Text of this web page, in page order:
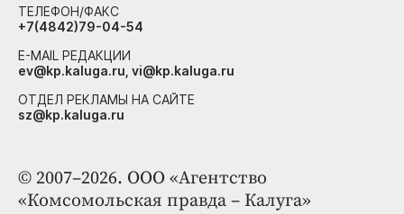
© 2007–2026. ООО «Агентство
«Комсомольская правда – Калуга»
ТЕЛЕФОН/ФАКС
+7(4842)79-04-54
E-MAIL РЕДАКЦИИ
ev@kp.kaluga.ru, vi@kp.kaluga.ru
ОТДЕЛ РЕКЛАМЫ НА САЙТЕ
sz@kp.kaluga.ru